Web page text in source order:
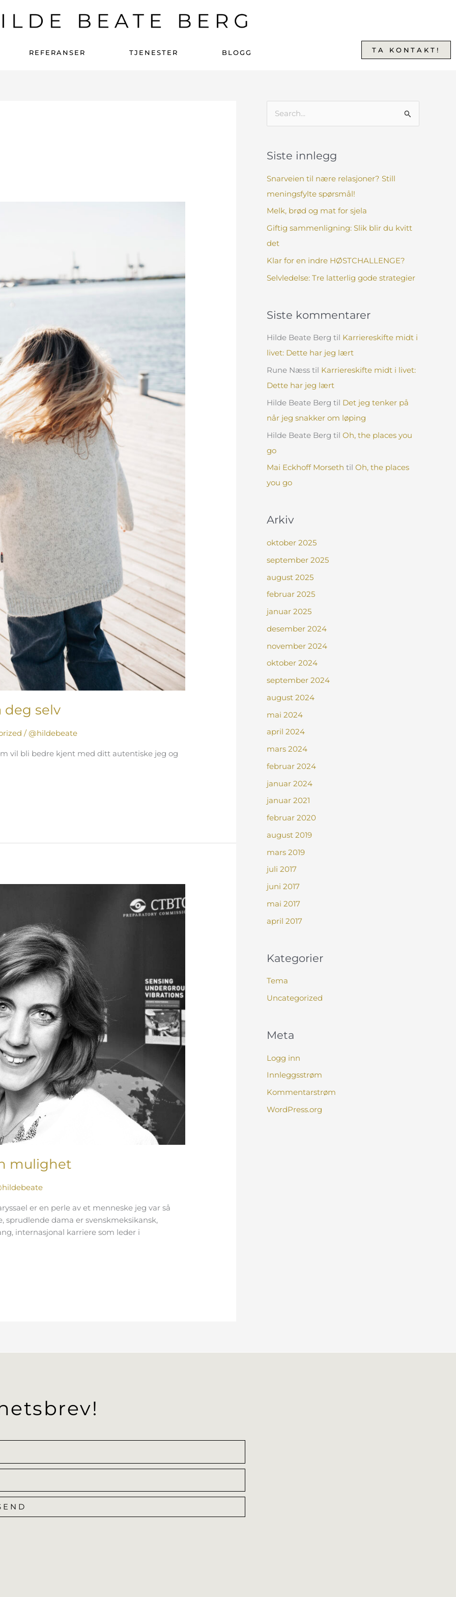
REFERANSER TJENESTER BLOGG TA KONTAKT!
deg selv
/@hildebeate
vil bli bedre kjent med ditt autentiske jeg og
mulighet
er en perle av et menneske jeg var så
sprudlende dama er svenskmeksikansk,
internasjonal karriere som leder i
e
t
t
e
Siste innlegg
Snarveien til nære relasjoner? Still
meningsfylte spørsmål!
Melk, brød og mat for sjela
Giftig sammenligning: Slik blir du kvitt
det
Klar for en indre HØSTCHALLENGE?
Selvledelse: Tre latterlig gode strategier
Siste kommentarer
Hilde Beate Berg til Karriereskifte midt i
livet: Dette har jeg lært
Rune Næss til Karriereskifte midt i livet:
Dette har jeg lært
Hilde Beate Berg til Det jeg tenker på
når jeg snakker om løping
Hilde Beate Berg til Oh, the places you
go
Mai Eckhoff Morseth til Oh, the places
you go
Arkiv
oktober 2025
september 2025
august 2025
februar 2025
januar 2025
desember 2024
november 2024
oktober 2024
september 2024
august 2024
mai 2024
april 2024
mars 2024
februar 2024
januar 2024
januar 2021
februar 2020
august 2019
mars 2019
juli 2017
juni 2017
mai 2017
april 2017
Kategorier
Tema
Uncategorized
Meta
Logg inn
Innleggsstrøm
Kommentarstrøm
WordPress.org